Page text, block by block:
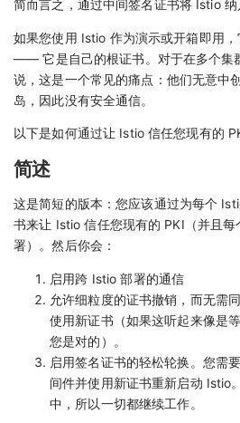
简而言之，通过中间签名证书将 Istio 纳
如果您使用 Istio 作为演示或开箱即用
—— 它是自己的根证书。对于在多个集
说，这是一个常见的痛点：他们无意中
岛，因此没有安全通信。
以下是如何通过让 Istio 信任您现有的
简述
这是简短的版本：您应该通过为每个
书来让 Istio 信任您现有的 PKI（并且
署）。然后你会：
启用跨 Istio 部署的通信
允许细粒度的证书撤销，而无需
使用新证书（如果这听起来像是
您是对的）。
启用签名证书的轻松轮换。您需
间件并使用新证书重新启动 Istio
中，所以一切都继续工作。